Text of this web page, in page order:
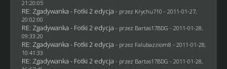
21:20:05
RE: Zgadywanka - Fotki 2 edycja - przez Krychu710 - 2011-01-27,
20:02:00
RE: Zgadywanka - Fotki 2 edycja - przez Bartas17BDG - 2011-01-28,
09:33:20
RE: Zgadywanka - Fotki 2 edycja - przez Falubazziom8 - 2011-01-28,
10:41:33
RE: Zgadywanka - Fotki 2 edycja - przez Bartas17BDG - 2011-01-28,